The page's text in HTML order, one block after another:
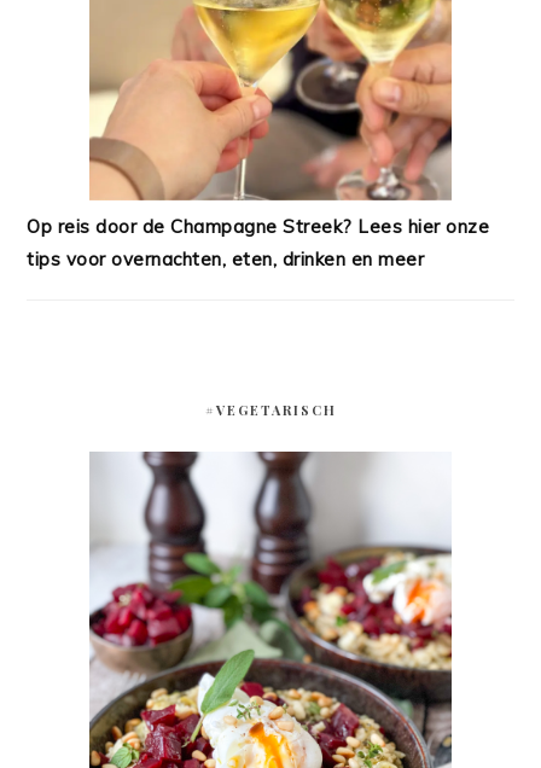
Op reis door de Champagne Streek? Lees hier onze
tips voor overnachten, eten, drinken en meer
#VEGETARISCH